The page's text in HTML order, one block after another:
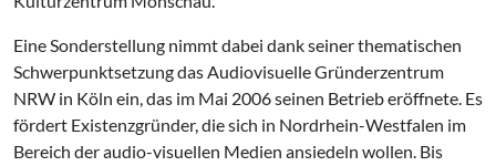
Eine Sonderstellung nimmt dabei dank seiner thematischen
Schwerpunktsetzung das Audiovisuelle Gründerzentrum
NRW in Köln ein, das im Mai 2006 seinen Betrieb eröffnete. Es
fördert Existenzgründer, die sich in Nordrhein-Westfalen im
Bereich der audio-visuellen Medien ansiedeln wollen. Bis